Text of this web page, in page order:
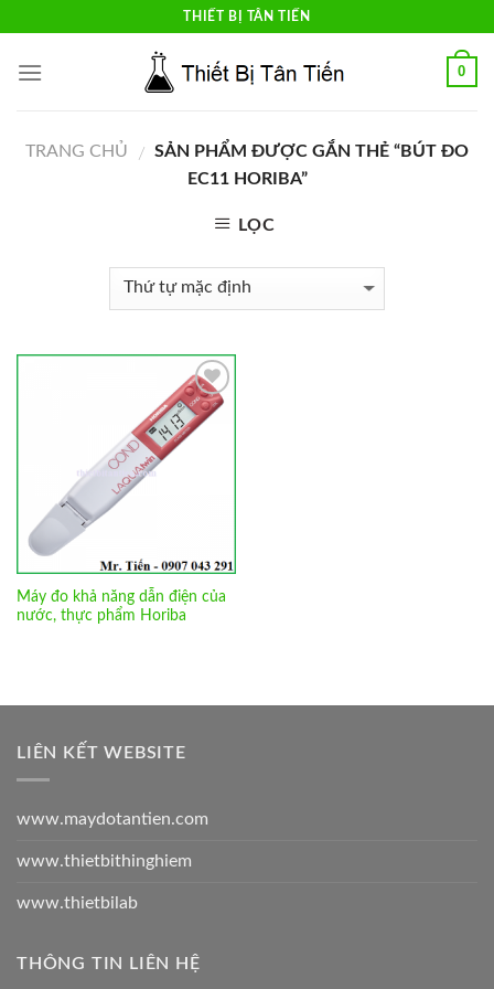
content
THIẾT BỊ TÂN TIẾN
0
TRANG CHỦ / SẢN PHẨM ĐƯỢC GẮN THẺ “BÚT ĐO
EC11 HORIBA”
LỌC
Add to
Wishlist
Máy đo khả năng dẫn điện của
nước, thực phẩm Horiba
LIÊN KẾT WEBSITE
www.maydotantien.com
www.thietbithinghiem
www.thietbilab
THÔNG TIN LIÊN HỆ